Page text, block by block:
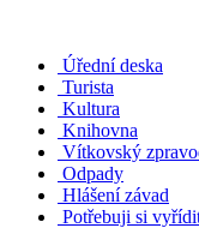
Úřední deska
Turista
Kultura
Knihovna
Vítkovský
Odpady
Hlášení závad
Potřebuji si